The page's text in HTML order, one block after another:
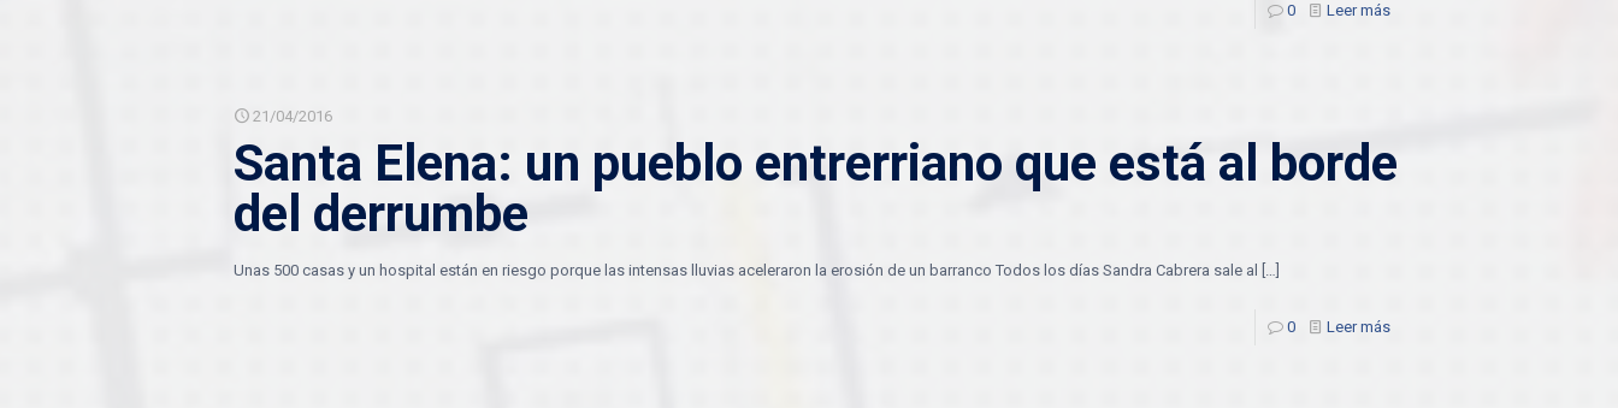
0 Leer más
21/04/2016
Santa Elena: un pueblo entrerriano que está al borde
del derrumbe
Unas 500 casas y un hospital están en riesgo porque las intensas lluvias aceleraron la erosión de un barranco Todos los días Sandra Cabrera sale al […]
0 Leer más